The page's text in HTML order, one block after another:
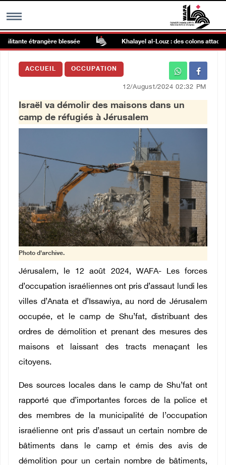
MENU
Galerie d’images
Centre palestinien
English
étrangère blessée Khalayel al-Louz : des colons
ACCUEIL OCCUPATION
12/August/2024 02:32 PM
Israël va démolir des maisons dans un
camp de réfugiés à Jérusalem
Photo d'archive.
Jérusalem, le 12 août 2024, WAFA- Les forces
d’occupation israéliennes ont pris d’assaut lundi les
villes d’Anata et d’Issawiya, au nord de Jérusalem
occupée, et le camp de Shu’fat, distribuant des
ordres de démolition et prenant des mesures des
maisons et laissant des tracts menaçant les
citoyens.
Des sources locales dans le camp de Shu’fat ont
rapporté que d’importantes forces de la police et
des membres de la municipalité de l’occupation
israélienne ont pris d’assaut un certain nombre de
bâtiments dans le camp et émis des avis de
démolition pour un certain nombre de bâtiments,